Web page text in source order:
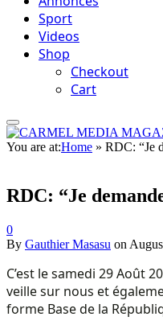
Sport
Videos
Shop
Checkout
Cart
You are at:Home » RDC: “Je
RDC: “Je
0
By Gauthier Masasu on
C’est le samedi 29 Août
veille sur nous et
forme Base de la